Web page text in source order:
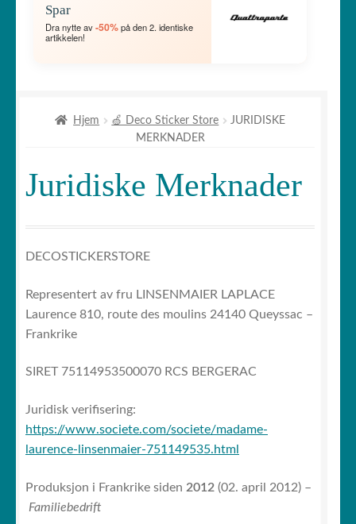
🐾 Dyrestickers
🏡 Klistremerker til husdekorasjon
🐣 Barneromdekorasjon
FOLD
Klistremerkegenerator
Laget i Japan 🇯🇵
Spar
Dra nytte av-50%på den 2. identiske
artikkelen!
Hjem 🍏 Deco Sticker Store
JURIDISKE
MERKNADER
Juridiske Merknader
DECOSTICKERSTORE
Representert av fru LINSENMAIER LAPLACE
Laurence 810, route des moulins 24140 Queyssac –
Frankrike
SIRET 75114953500070 RCS BERGERAC
Juridisk verifisering:
https://www.societe.com/societe/madame-
laurence-linsenmaier-751149535.html
Produksjon i Frankrike siden 2012 (02. april 2012) –
Familiebedrift